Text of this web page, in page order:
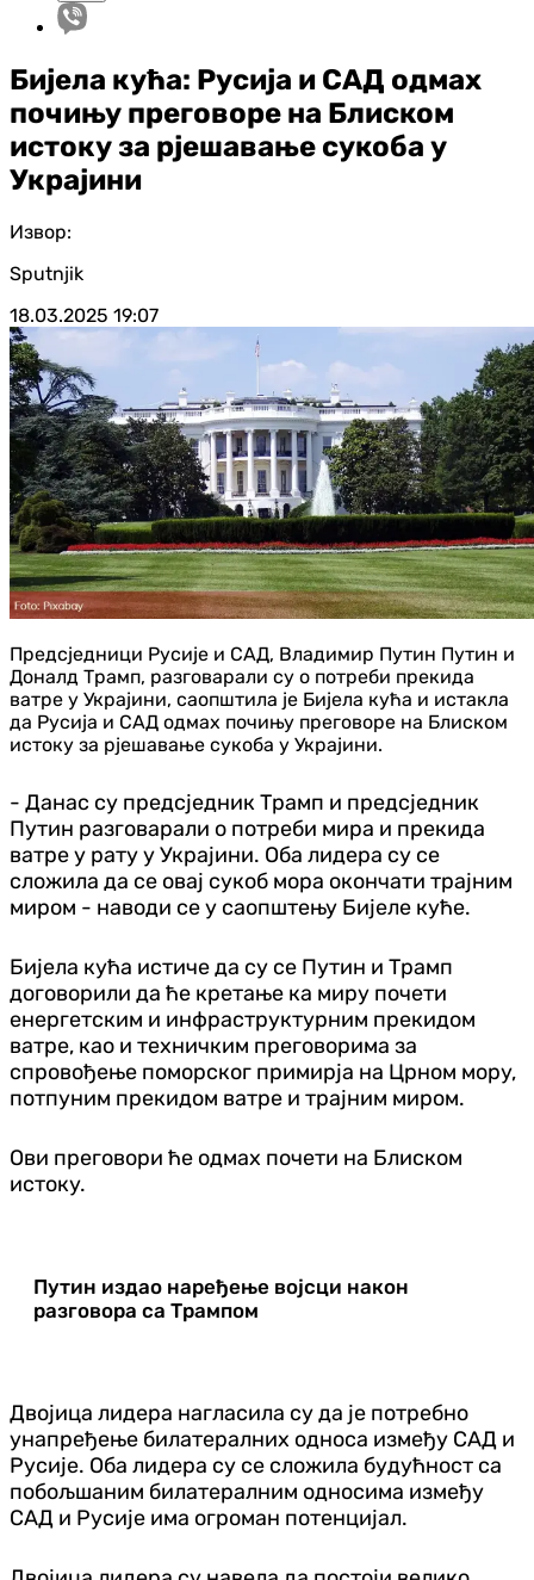
Бијела кућа: Русија и САД одмах
почињу преговоре на Блиском
истоку за рјешавање сукоба у
Украјини
Извор:
Sputnjik
18.03.2025 19:07
Предсједници Русије и САД, Владимир Путин Путин и
Доналд Трамп, разговарали су о потреби прекида
ватре у Украјини, саопштила је Бијела кућа и истакла
да Русија и САД одмах почињу преговоре на Блиском
истоку за рјешавање сукоба у Украјини.
- Данас су предсједник Трамп и предсједник
Путин разговарали о потреби мира и прекида
ватре у рату у Украјини. Оба лидера су се
сложила да се овај сукоб мора окончати трајним
миром - наводи се у саопштењу Бијеле куће.
Бијела кућа истиче да су се Путин и Трамп
договорили да ће кретање ка миру почети
енергетским и инфраструктурним прекидом
ватре, као и техничким преговорима за
спровођење поморског примирја на Црном мору,
потпуним прекидом ватре и трајним миром.
Ови преговори ће одмах почети на Блиском
истоку.
Путин издао наређење војсци након
разговора са Трампом
Двојица лидера нагласила су да је потребно
унапређење билатералних односа између САД и
Русије. Оба лидера су се сложила будућност са
побољшаним билатералним односима између
САД и Русије има огроман потенцијал.